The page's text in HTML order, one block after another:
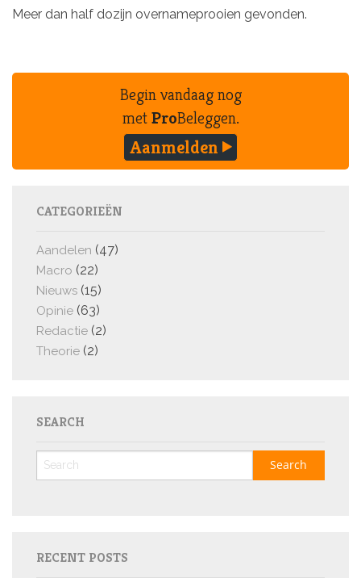
Over ons
Meer dan half dozijn overnameprooien gevonden.
Begin vandaag nog
metProBeleggen.
Aanmelden
CATEGORIEËN
Aandelen (47)
Macro (22)
Nieuws (15)
Opinie (63)
Redactie (2)
Theorie (2)
SEARCH
RECENT POSTS